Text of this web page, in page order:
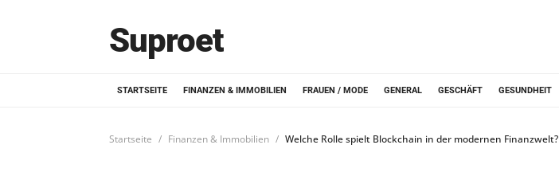
Suproet
STARTSEITE FINANZEN & IMMOBILIEN FRAUEN / MODE GENERAL GESCHÄFT GESUNDHEIT
Startseite Finanzen & Immobilien Welche Rolle spielt Blockchain in der modernen Finanzwelt?